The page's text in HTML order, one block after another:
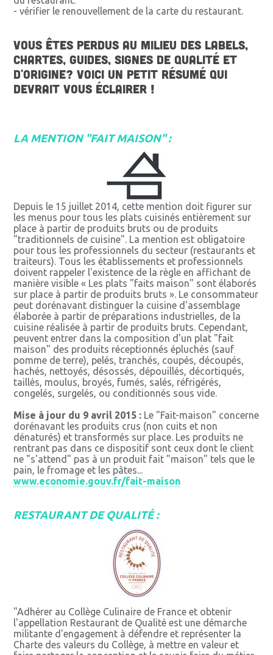
- vérifier le renouvellement de la carte du restaurant.
VOUS ÊTES PERDUS AU MILIEU DES LABELS,
CHARTES, GUIDES, SIGNES DE QUALITÉ ET
D'ORIGINE? VOICI UN PETIT RÉSUMÉ QUI
DEVRAIT VOUS ÉCLAIRER !
LA MENTION "FAIT MAISON" :
Depuis le 15 juillet 2014, cette mention doit figurer sur
les menus pour tous les plats cuisinés entièrement sur
place à partir de produits bruts ou de produits
"traditionnels de cuisine". La mention est obligatoire
pour tous les professionnels du secteur (restaurants et
traiteurs). Tous les établissements et professionnels
doivent rappeler l'existence de la règle en affichant de
manière visible « Les plats "faits maison" sont élaborés
sur place à partir de produits bruts ». Le consommateur
peut dorénavant distinguer la cuisine d'assemblage
élaborée à partir de préparations industrielles, de la
cuisine réalisée à partir de produits bruts. Cependant,
peuvent entrer dans la composition d'un plat "fait
maison" des produits réceptionnés épluchés (sauf
pomme de terre), pelés, tranchés, coupés, découpés,
hachés, nettoyés, désossés, dépouillés, décortiqués,
taillés, moulus, broyés, fumés, salés, réfrigérés,
congelés, surgelés, ou conditionnés sous vide.
Mise à jour du 9 avril 2015 : Le "Fait-maison" concerne
dorénavant les produits crus (non cuits et non
dénaturés) et transformés sur place. Les produits ne
rentrant pas dans ce dispositif sont ceux dont le client
ne "s'attend" pas à un produit fait "maison" tels que le
pain, le fromage et les pâtes...
www.economie.gouv.fr/fait-maison
RESTAURANT DE QUALITÉ :
"Adhérer au Collège Culinaire de France et obtenir
l'appellation Restaurant de Qualité est une démarche
militante d'engagement à défendre et représenter la
Charte des valeurs du Collège, à mettre en valeur et